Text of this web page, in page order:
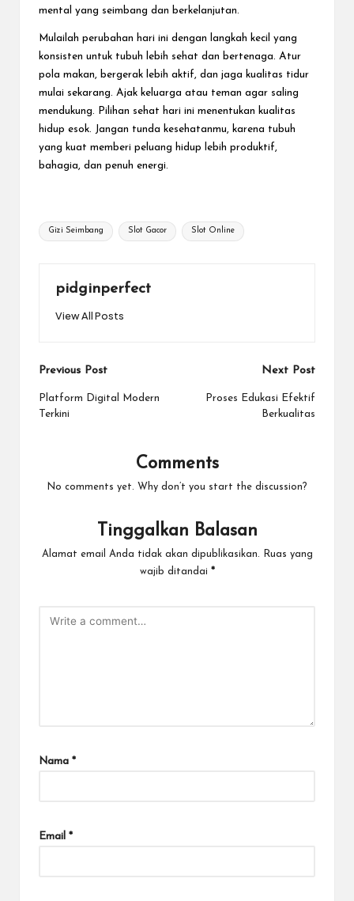
mental yang seimbang dan berkelanjutan.
Mulailah perubahan hari ini dengan langkah kecil yang
konsisten untuk tubuh lebih sehat dan bertenaga. Atur
pola makan, bergerak lebih aktif, dan jaga kualitas tidur
mulai sekarang. Ajak keluarga atau teman agar saling
mendukung. Pilihan sehat hari ini menentukan kualitas
hidup esok. Jangan tunda kesehatanmu, karena tubuh
yang kuat memberi peluang hidup lebih produktif,
bahagia, dan penuh energi.
Tags:
Gizi Seimbang Slot Gacor Slot Online
pidginperfect
View All Posts
Post
navigation
Previous Post
Platform Digital Modern
Terkini
Next Post
Proses Edukasi Efektif
Berkualitas
Comments
No comments yet. Why don’t you start the discussion?
Tinggalkan Balasan
Alamat email Anda tidak akan dipublikasikan.
Ruas yang
wajib ditandai *
Nama *
Email *